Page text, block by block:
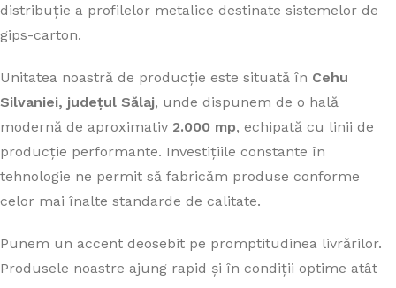
distribuție a profilelor metalice destinate sistemelor de
gips-carton.
Unitatea noastră de producție este situată în Cehu
Silvaniei, județul Sălaj, unde dispunem de o hală
modernă de aproximativ 2.000 mp, echipată cu linii de
producție performante. Investițiile constante în
tehnologie ne permit să fabricăm produse conforme
celor mai înalte standarde de calitate.
Punem un accent deosebit pe promptitudinea livrărilor.
Produsele noastre ajung rapid și în condiții optime atât